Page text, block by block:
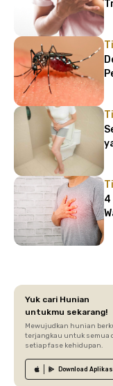
4
Yuk cari Hunian
untukmu sekarang!
Mewujudkan hunian
terjangkau untuk semua
setiap fase kehidupan.
Download